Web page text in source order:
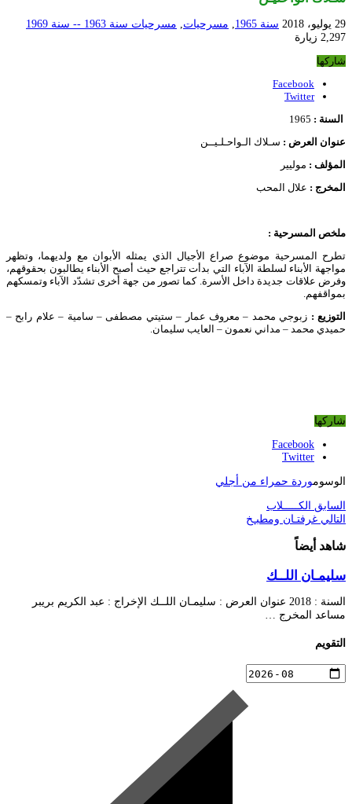
29 يوليو، 2018 سنة 1965 , مسرحيات, مسرحيات سنة 1963 -- سنة 1969
2,297 زيارة
شاركها
Facebook
Twitter
السنة :
عنوان العرض : سـلاك الـواحـلـيــن
المؤلف : موليير
المخرج : علال المحب
ملخص المسرحية :
تطرح المسرحية موضوع صراع الأجيال الذي يمثله الأبوان مع ولديهما، وتظهر
مواجهة الأبناء لسلطة الآباء التي بدأت تتراجع حيث أصبح الأبناء يطالبون بحقوقهم،
وفرض علاقات جديدة داخل الأسرة. كما تصور من جهة أخرى تشدّد الآباء وتمسكهم
بمواقفهم.
التوزيع : زبوجي محمد – معروف عمار – ستيتي مصطفى – سامية – علام رابح –
حميدي محمد – مداني نعمون – العايب سليمان.
شاركها
Facebook
Twitter
الوسوموردة حمراء من أجلي
السابق الكـــــلاب
التالي غرفتـان ومطبـخ
شاهد أيضاً
سليمـان اللــك
السنة : 2018 عنوان العرض : سليمـان اللــك الإخراج : عبد الكريم بريبر
مساعد المخرج …
التقويم